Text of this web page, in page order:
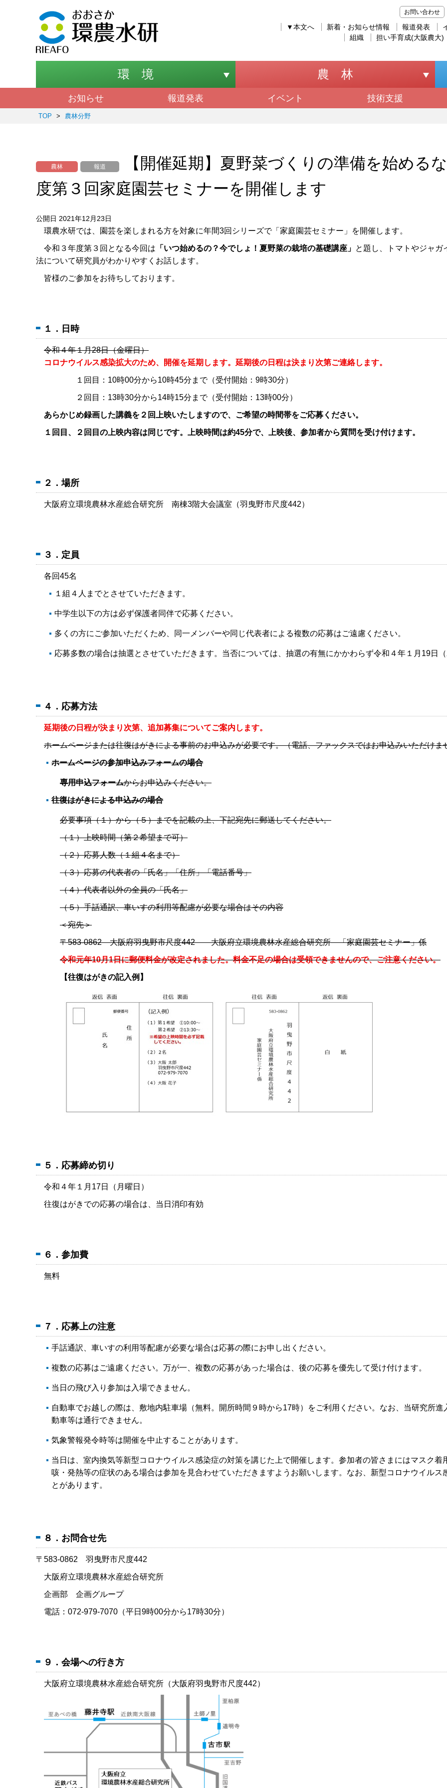
お問い合わせ
▼本文へ 新着・お知らせ情報 報道発表
組織
担い手育成(大阪農大)
環 境 農 林
お知らせ 報道発表 イベント 技術支援
TOP > 農林分野
農林 報道
【開催延期】夏野菜づくりの準備を始める
度第３回家庭園芸セミナーを開催します
公開日 2021年12月23日
環農水研では、園芸を楽しまれる方を対象に年間3回シリーズで「家庭園芸セミナー」を開催します。
令和３年度第３回となる今回は 「いつ始めるの？今でしょ！夏野菜の栽培の基礎講座」 と題し、トマトやジャ
法について研究員がわかりやすくお話します。
皆様のご参加をお待ちしております。
１．日時
令和４年１月28日（金曜日）
コロナウイルス感染拡大のため、開催を延期します。延期後の日程は決まり次第ご連絡します。
１回目：10時00分から10時45分まで（受付開始：9時30分）
２回目：13時30分から14時15分まで（受付開始：13時00分）
あらかじめ録画した講義を２回上映いたしますので、ご希望の時間帯をご応募ください。
１回目、２回目の上映内容は同じです。上映時間は約45分で、上映後、参加者から質問を受け付けます。
２．場所
大阪府立環境農林水産総合研究所 南棟3階大会議室（羽曳野市尺度442）
３．定員
各回45名
１組４人までとさせていただきます。
中学生以下の方は必ず保護者同伴で応募ください。
多くの方にご参加いただくため、同一メンバーや同じ代表者による複数の応募はご遠慮ください。
応募多数の場合は抽選とさせていただきます。当否については、抽選の有無にかかわらず令和４年１月19日
４．応募方法
延期後の日程が決まり次第、追加募集についてご案内します。
ホームページまたは往復はがきによる事前のお申込みが必要です。（電話、ファックスではお申込みいただけま
ホームページの参加申込みフォームの場合
専用申込フォームからお申込みください。
往復はがきによる申込みの場合
必要事項（１）から（５）までを記載の上、下記宛先に郵送してください。
（１）上映時間（第２希望まで可）
（２）応募人数（１組４名まで）
（３）応募の代表者の「氏名」「住所」「電話番号」
（４）代表者以外の全員の「氏名」
（５）手話通訳、車いすの利用等配慮が必要な場合はその内容
＜宛先＞
〒583-0862 大阪府羽曳野市尺度442 大阪府立環境農林水産総合研究所 「家庭園芸セミナー」係
令和元年10月1日に郵便料金が改定されました。料金不足の場合は受領できませんので、ご注意ください。
【往復はがきの記入例】
５．応募締め切り
令和４年１月17日（月曜日）
往復はがきでの応募の場合は、当日消印有効
６．参加費
無料
７．応募上の注意
手話通訳、車いすの利用等配慮が必要な場合は応募の際にお申し出ください。
複数の応募はご遠慮ください。万が一、複数の応募があった場合は、後の応募を優先して受け付けます。
当日の飛び入り参加は入場できません。
自動車でお越しの際は、敷地内駐車場（無料。開所時間９時から17時）をご利用ください。なお、当研究所
動車等は通行できません。
気象警報発令時等は開催を中止することがあります。
当日は、室内換気等新型コロナウイルス感染症の対策を講じた上で開催します。参加者の皆さまにはマスク
咳・発熱等の症状のある場合は参加を見合わせていただきますようお願いします。なお、新型コロナウイル
とがあります。
８．お問合せ先
〒583-0862 羽曳野市尺度442
大阪府立環境農林水産総合研究所
企画部 企画グループ
電話：072-979-7070（平日9時00分から17時30分）
９．会場への行き方
大阪府立環境農林水産総合研究所（大阪府羽曳野市尺度442）